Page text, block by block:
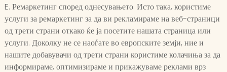
E. Ремаркетинг според однесувањето. Исто така, користиме
услуги за ремаркетинг за да ви рекламираме на веб-страници
од трети страни откако ќе ја посетите нашата страница или
услуги. Доколку не се наоѓате во европските земји, ние и
нашите добавувачи од трети страни користиме колачиња за да
информираме, оптимизираме и прикажуваме реклами врз